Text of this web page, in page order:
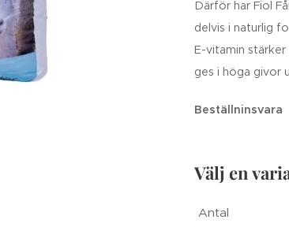
Därför har Fiol
delvis i naturlig
E-vitamin stärker
ges i höga givor
Beställninsvara
Välj en
Antal